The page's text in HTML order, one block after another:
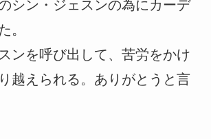
シン・ジェスンの為にカーデ
。
ンを呼び出して、苦労をかけ
越えられる。ありがとうと言